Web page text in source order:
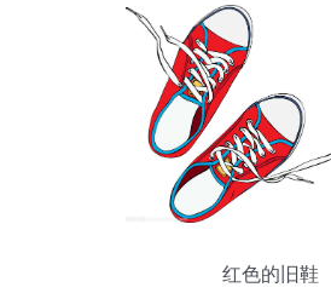
红色的旧鞋